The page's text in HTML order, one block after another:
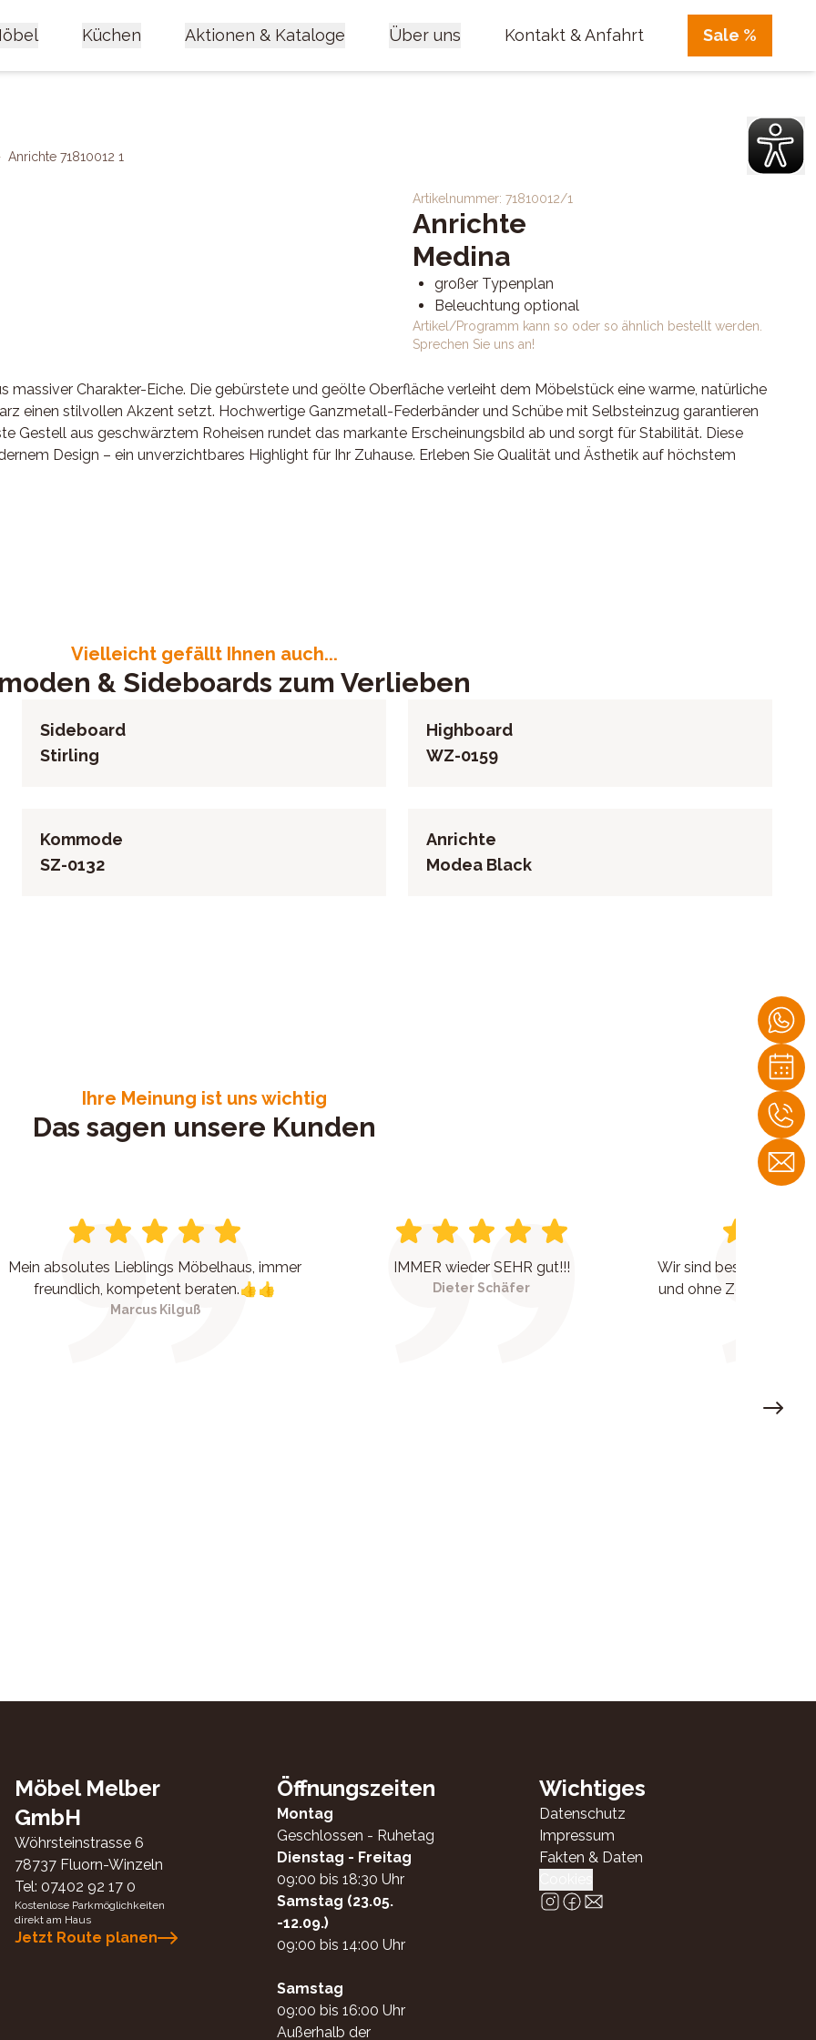
Küchen Aktionen & Kataloge Über uns Kontakt & Anfahrt Sale %
Anrichte 71810012 1
Artikelnummer:71810012/1
Anrichte
Medina
großer Typenplan
Beleuchtung optional
Artikel/Programm kann so oder so ähnlich bestellt werden.
Sprechen Sie uns an!
massiver Charakter-Eiche. Die gebürstete und geölte Oberfläche verleiht dem Möbelstück eine warme, natürliche
einen stilvollen Akzent setzt. Hochwertige Ganzmetall-Federbänder und Schübe mit Selbsteinzug garantieren
Gestell aus geschwärztem Roheisen rundet das markante Erscheinungsbild ab und sorgt für Stabilität. Diese
Design – ein unverzichtbares Highlight für Ihr Zuhause. Erleben Sie Qualität und Ästhetik auf höchstem
schwarz, Ganzmetall-Federbänder, Schübe mit Selbsteinzug, Rahmenkufen aus geschwärztem Roheisen,
Vielleicht gefällt Ihnen auch...
& Sideboards zum Verlieben
Sideboard
Stirling
Highboard
WZ-0159
Kommode
SZ-0132
Anrichte
Modea Black
Ihre Meinung ist uns wichtig
Das sagen unsere Kunden
Mein absolutes Lieblings Möbelhaus, immer
freundlich, kompetent beraten.👍👍
Marcus Kilguß
IMMER wieder SEHR gut!!!
Dieter Schäfer
Wir sind bestens
und ohne Zeitdruck
Next
Möbel Melber
GmbH
Wöhrsteinstrasse 6
78737 Fluorn-Winzeln
Tel: 07402 92 17 0
Kostenlose Parkmöglichkeiten
direkt am Haus
Jetzt Route planen
Öffnungszeiten
Montag
Geschlossen - Ruhetag
Dienstag - Freitag
09:00 bis 18:30 Uhr
Samstag (23.05.
-12.09.)
09:00 bis 14:00 Uhr
Samstag
09:00 bis 16:00 Uhr
Außerhalb der
Wichtiges
Datenschutz
Impressum
Fakten & Daten